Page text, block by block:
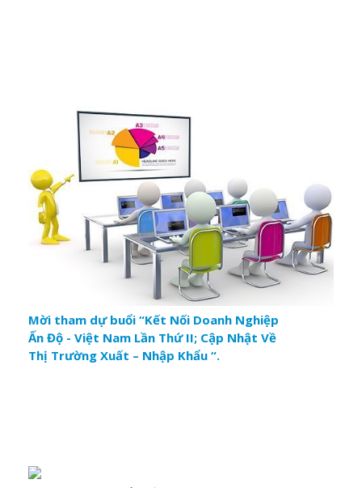
Mời tham dự buổi “Kết Nối Doanh Nghiệp
Ấn Độ - Việt Nam Lần Thứ II; Cập Nhật Về
Thị Trường Xuất – Nhập Khẩu “.